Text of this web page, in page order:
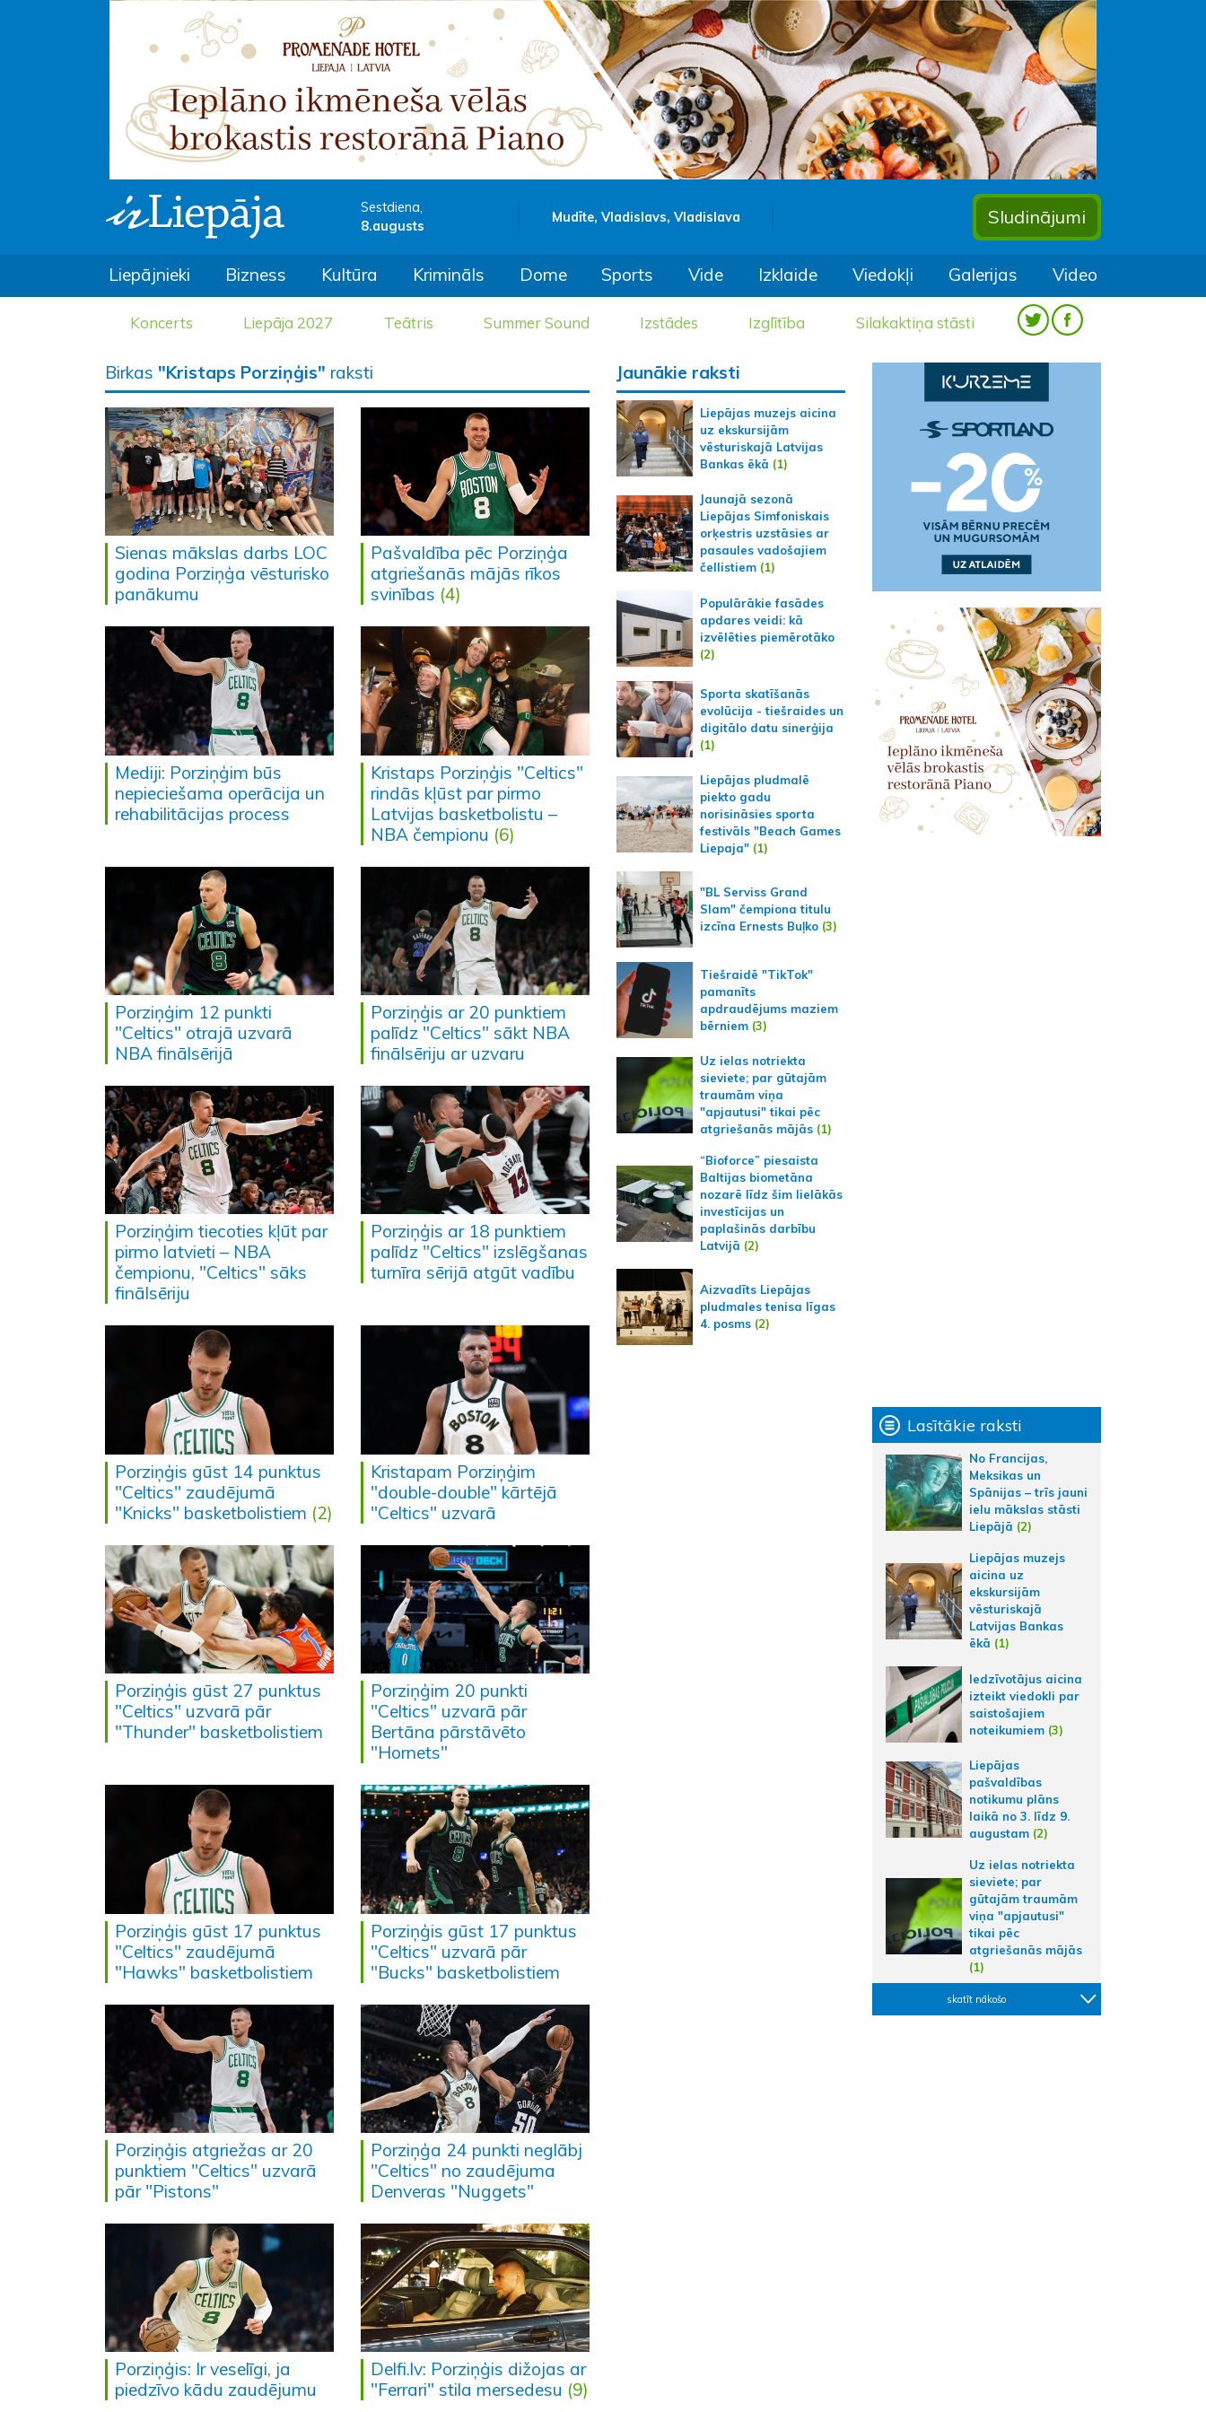
Sestdiena,
8.augusts
Mudīte, Vladislavs, Vladislava Sludinājumi
Liepājnieki Bizness Kultūra Krimināls Dome Sports Vide Izklaide Viedokļi Galerijas Video
Koncerts Liepāja 2027 Teātris Summer Sound Izstādes Izglītība Silakaktiņa stāsti
Birkas "Kristaps Porziņģis" raksti
Sienas mākslas darbs LOC
godina Porziņģa vēsturisko
panākumu
Pašvaldība pēc Porziņģa
atgriešanās mājās rīkos
svinības (4)
Mediji: Porziņģim būs
nepieciešama operācija un
rehabilitācijas process
Kristaps Porziņģis "Celtics"
rindās kļūst par pirmo
Latvijas basketbolistu –
NBA čempionu (6)
Porziņģim 12 punkti
"Celtics" otrajā uzvarā
NBA finālsērijā
Porziņģis ar 20 punktiem
palīdz "Celtics" sākt NBA
finālsēriju ar uzvaru
Porziņģim tiecoties kļūt par
pirmo latvieti – NBA
čempionu, "Celtics" sāks
finālsēriju
Porziņģis ar 18 punktiem
palīdz "Celtics" izslēgšanas
turnīra sērijā atgūt vadību
Porziņģis gūst 14 punktus
"Celtics" zaudējumā
"Knicks" basketbolistiem (2)
Kristapam Porziņģim
"double-double" kārtējā
"Celtics" uzvarā
Porziņģis gūst 27 punktus
"Celtics" uzvarā pār
"Thunder" basketbolistiem
Porziņģim 20 punkti
"Celtics" uzvarā pār
Bertāna pārstāvēto
"Hornets"
Porziņģis gūst 17 punktus
"Celtics" zaudējumā
"Hawks" basketbolistiem
Porziņģis gūst 17 punktus
"Celtics" uzvarā pār
"Bucks" basketbolistiem
Porziņģis atgriežas ar 20
punktiem "Celtics" uzvarā
pār "Pistons"
Porziņģa 24 punkti neglābj
"Celtics" no zaudējuma
Denveras "Nuggets"
Porziņģis: Ir veselīgi, ja
piedzīvo kādu zaudējumu
Delfi.lv: Porziņģis dižojas ar
"Ferrari" stila mersedesu (9)
Jaunākie raksti
Liepājas muzejs aicina
uz ekskursijām
vēsturiskajā Latvijas
Bankas ēkā (1)
Jaunajā sezonā
Liepājas Simfoniskais
orķestris uzstāsies ar
pasaules vadošajiem
čellistiem (1)
Populārākie fasādes
apdares veidi: kā
izvēlēties piemērotāko
(2)
Sporta skatīšanās
evolūcija - tiešraides un
digitālo datu sinerģija
(1)
Liepājas pludmalē
piekto gadu
norisināsies sporta
festivāls "Beach Games
Liepaja" (1)
"BL Serviss Grand
Slam" čempiona titulu
izcīna Ernests Buļko (3)
Tiešraidē "TikTok"
pamanīts
apdraudējums maziem
bērniem (3)
Uz ielas notriekta
sieviete; par gūtajām
traumām viņa
"apjautusi" tikai pēc
atgriešanās mājās (1)
“Bioforce” piesaista
Baltijas biometāna
nozarē līdz šim lielākās
investīcijas un
paplašinās darbību
Latvijā (2)
Aizvadīts Liepājas
pludmales tenisa līgas
4. posms (2)
Lasītākie raksti
No Francijas,
Meksikas un
Spānijas – trīs jauni
ielu mākslas stāsti
Liepājā (2)
Liepājas muzejs
aicina uz
ekskursijām
vēsturiskajā
Latvijas Bankas
ēkā (1)
Iedzīvotājus aicina
izteikt viedokli par
saistošajiem
noteikumiem (3)
Liepājas
pašvaldības
notikumu plāns
laikā no 3. līdz 9.
augustam (2)
Uz ielas notriekta
sieviete; par
gūtajām traumām
viņa "apjautusi"
tikai pēc
atgriešanās mājās
(1)
skatīt nākošo